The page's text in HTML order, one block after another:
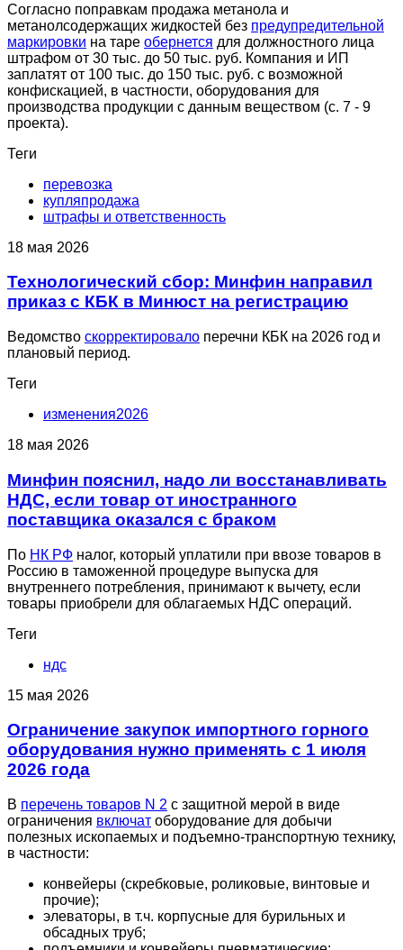
Согласно поправкам продажа метанола и
метанолсодержащих жидкостей без предупредительной
маркировки на таре обернется для должностного лица
штрафом от 30 тыс. до 50 тыс. руб. Компания и ИП
заплатят от 100 тыс. до 150 тыс. руб. с возможной
конфискацией, в частности, оборудования для
производства продукции с данным веществом (с. 7 - 9
проекта).
Теги
перевозка
купляпродажа
штрафы и ответственность
18 мая 2026
Технологический сбор: Минфин направил
приказ с КБК в Минюст на регистрацию
Ведомство скорректировало перечни КБК на 2026 год и
плановый период.
Теги
изменения2026
18 мая 2026
Минфин пояснил, надо ли восстанавливать
НДС, если товар от иностранного
поставщика оказался с браком
По НК РФ налог, который уплатили при ввозе товаров в
Россию в таможенной процедуре выпуска для
внутреннего потребления, принимают к вычету, если
товары приобрели для облагаемых НДС операций.
Теги
ндс
15 мая 2026
Ограничение закупок импортного горного
оборудования нужно применять с 1 июля
2026 года
В перечень товаров N 2 с защитной мерой в виде
ограничения включат оборудование для добычи
полезных ископаемых и подъемно-транспортную технику,
в частности:
конвейеры (скребковые, роликовые, винтовые и
прочие);
элеваторы, в т.ч. корпусные для бурильных и
обсадных труб;